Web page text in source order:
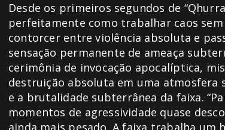
Desde os primeiros segundos de
perfeitamente como trabalhar caos
contorcer entre violência absoluta e
sensação permanente de ameaça
cerimônia de invocação apocalíptica,
destruição absoluta em uma
e a brutalidade subterrânea da faixa.
momentos de agressividade quase